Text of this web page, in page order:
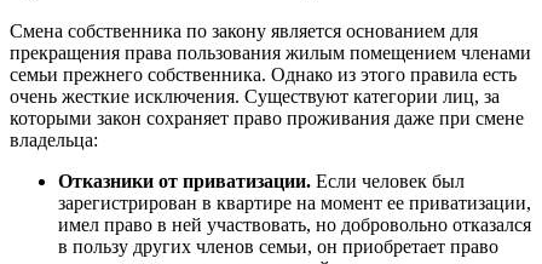
Смена собственника по закону является основанием для
прекращения права пользования жилым помещением членами
семьи прежнего собственника. Однако из этого правила есть
очень жесткие исключения. Существуют категории лиц, за
которыми закон сохраняет право проживания даже при смене
владельца:
Отказники от приватизации. Если человек был
зарегистрирован в квартире на момент ее приватизации,
имел право в ней участвовать, но добровольно отказался
в пользу других членов семьи, он приобретает право